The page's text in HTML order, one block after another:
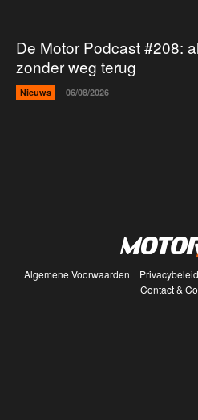
De Motor Podcast #208:
zonder weg terug
Nieuws 06/08/2026
Algemene Voorwaarden Privacybeleid
Contact &